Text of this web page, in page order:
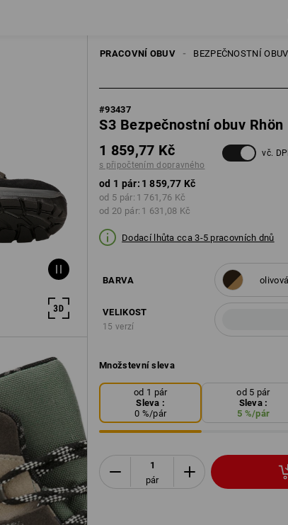
PRACOVNÍ OBUV
BEZPEČNOSTNÍ OBUV
#93437
S3 Bezpečnostní obuv Rhön
1 859,77 Kč
s připočtením dopravného
vč.
od 1 pár: 1 859,77 Kč
od 5 pár: 1 761,76 Kč
od 20 pár: 1 631,08 Kč
Dodací lhůta cca 3-5 pracovních dnů
BARVA
VELIKOST
15 verzí
Množstevní sleva
od 1 pár
Sleva :
0 %/pár
od 5 pár
Sleva :
5 %/pár
pár